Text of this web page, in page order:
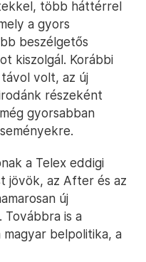
több háttérrel
a gyors
beszélgetős
kiszolgál. Korábbi
volt, az új
részeként
gyorsabban
a Telex eddigi
jövök, az After és az
új
Továbbra is a
magyar belpolitika, a